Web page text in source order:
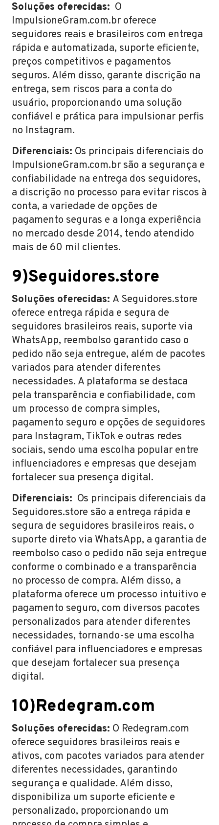
Soluções oferecidas: O
ImpulsioneGram.com.br oferece
seguidores reais e brasileiros com entrega
rápida e automatizada, suporte eficiente,
preços competitivos e pagamentos
seguros. Além disso, garante discrição na
entrega, sem riscos para a conta do
usuário, proporcionando uma solução
confiável e prática para impulsionar perfis
no Instagram.
Diferenciais: Os principais diferenciais do
ImpulsioneGram.com.br são a segurança e
confiabilidade na entrega dos seguidores,
a discrição no processo para evitar riscos à
conta, a variedade de opções de
pagamento seguras e a longa experiência
no mercado desde 2014, tendo atendido
mais de 60 mil clientes.
9)Seguidores.store
Soluções oferecidas: A Seguidores.store
oferece entrega rápida e segura de
seguidores brasileiros reais, suporte via
WhatsApp, reembolso garantido caso o
pedido não seja entregue, além de pacotes
variados para atender diferentes
necessidades. A plataforma se destaca
pela transparência e confiabilidade, com
um processo de compra simples,
pagamento seguro e opções de seguidores
para Instagram, TikTok e outras redes
sociais, sendo uma escolha popular entre
influenciadores e empresas que desejam
fortalecer sua presença digital.
Diferenciais: Os principais diferenciais da
Seguidores.store são a entrega rápida e
segura de seguidores brasileiros reais, o
suporte direto via WhatsApp, a garantia de
reembolso caso o pedido não seja entregue
conforme o combinado e a transparência
no processo de compra. Além disso, a
plataforma oferece um processo intuitivo e
pagamento seguro, com diversos pacotes
personalizados para atender diferentes
necessidades, tornando-se uma escolha
confiável para influenciadores e empresas
que desejam fortalecer sua presença
digital.
10)Redegram.com
Soluções oferecidas: O Redegram.com
oferece seguidores brasileiros reais e
ativos, com pacotes variados para atender
diferentes necessidades, garantindo
segurança e qualidade. Além disso,
disponibiliza um suporte eficiente e
personalizado, proporcionando um